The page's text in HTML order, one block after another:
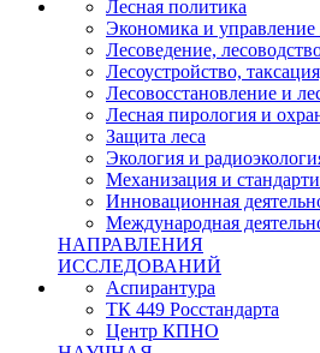
Лесная политика
Экономика и управление
Лесоведение,
Лесоустройство,
Лесовосстановление и
Лесная пирология и
Защита леса
Экология и
Механизация и
Инновационная
Международная
НАПРАВЛЕНИЯ
ИССЛЕДОВАНИЙ
Аспирантура
ТК 449 Росстандарта
Центр КПНО